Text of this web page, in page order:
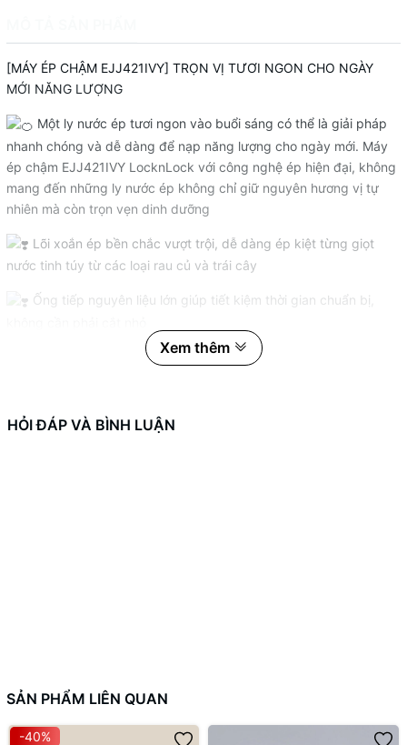
[MÁY ÉP CHẬM EJJ421IVY] TRỌN VỊ TƯƠI NGON CHO NGÀY
MỚI NĂNG LƯỢNG
Một ly nước ép tươi ngon vào buổi sáng có thể là giải pháp
nhanh chóng và dễ dàng để nạp năng lượng cho ngày mới. Máy
ép chậm EJJ421IVY LocknLock với công nghệ ép hiện đại, không
mang đến những ly nước ép không chỉ giữ nguyên hương vị tự
nhiên mà còn trọn vẹn dinh dưỡng
Lõi xoắn ép bền chắc vượt trội, dễ dàng ép kiệt từng giọt
nước tinh túy từ các loại rau củ và trái cây
Ống tiếp nguyên liệu lớn giúp tiết kiệm thời gian chuẩn bị,
Đặc biệt, lưới lọc kép đảm bảo nước ép mịn màng, giữ lại trọn
Máy ép chậm EJJ421IVY LocknLock chính là trợ thủ đắc lực
giúp bạn chăm sóc sức khỏe mỗi ngày. Thêm ngay vào căn bếp
Xem thêm
HỎI ĐÁP VÀ BÌNH LUẬN
SẢN PHẨM LIÊN QUAN
-40%